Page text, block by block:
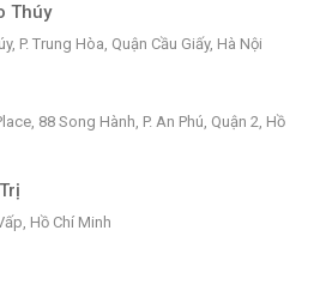
Thúy
P. Trung Hòa, Quận Cầu Giấy, Hà Nội
88 Song Hành, P. An Phú, Quận 2, Hồ
Hồ Chí Minh